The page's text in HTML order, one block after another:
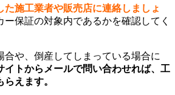
た施工業者や販売店に連絡しましょ
ー保証の対象内であるかを確認してく
合や、倒産してしまっている場合に
イトからメールで問い合わせれば、工
えます。